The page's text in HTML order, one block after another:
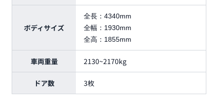
ボディサイズ
全長： 4340mm
全幅： 1930mm
全高： 1855mm
車両重量 2130~2170kg
ドア数 3枚